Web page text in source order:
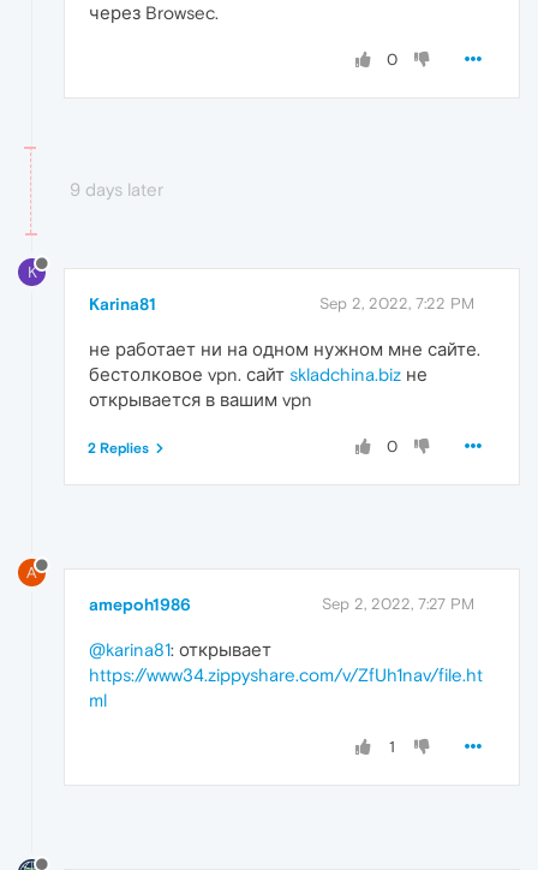
через Browsec.
0
9 days later
K
Karina81 Sep 2, 2022, 7:22 PM
не работает ни на одном нужном мне сайте.
бестолковое vpn. сайт skladchina.biz не
открывается в вашим vpn
0
2 Replies
A
amepoh1986 Sep 2, 2022, 7:27 PM
@karina81: открывает
https://www34.zippyshare.com/v/ZfUh1nav/file.ht
ml
1